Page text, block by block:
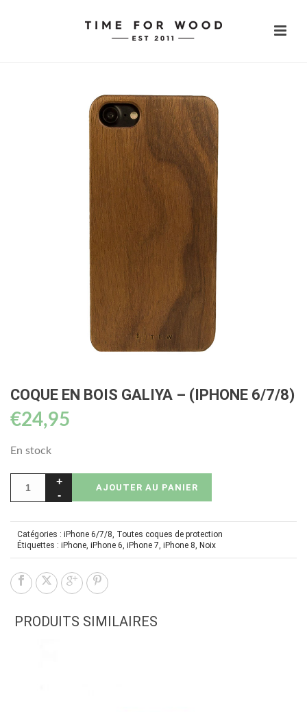
COQUE EN BOIS GALIYA – (IPHONE 6/7/8)
€24,95
En stock
AJOUTER AU PANIER
Catégories : iPhone 6/7/8, Toutes coques de protection
Étiquettes : iPhone, iPhone 6, iPhone 7, iPhone 8, Noix
PRODUITS SIMILAIRES